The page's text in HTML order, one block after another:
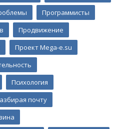
Программисты
Продвижение
Проект Mega-e.su
Психология
почту